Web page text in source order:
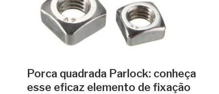
Porca quadrada Parlock: conheça
esse eficaz elemento de fixação